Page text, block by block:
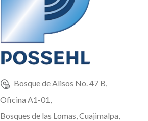
Bosque de Alisos No. 47 B,
Oficina A1-01,
Bosques de las Lomas, Cuajimalpa,